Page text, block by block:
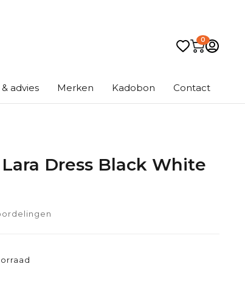
0
advies Merken Kadobon Contact
Dress Black White